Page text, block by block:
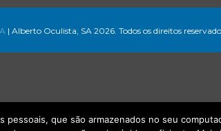
| Alberto Oculista, SA 2026. Todos os direitos
que são armazenados no seu